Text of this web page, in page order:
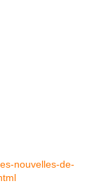
nouvelles-de-